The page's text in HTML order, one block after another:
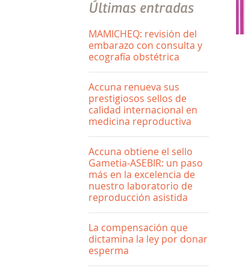
Últimas entradas
MAMICHEQ: revisión del
embarazo con consulta y
ecografía obstétrica
Accuna renueva sus
prestigiosos sellos de
calidad internacional en
medicina reproductiva
Accuna obtiene el sello
Gametia-ASEBIR: un paso
más en la excelencia de
nuestro laboratorio de
reproducción asistida
La compensación que
dictamina la ley por donar
esperma